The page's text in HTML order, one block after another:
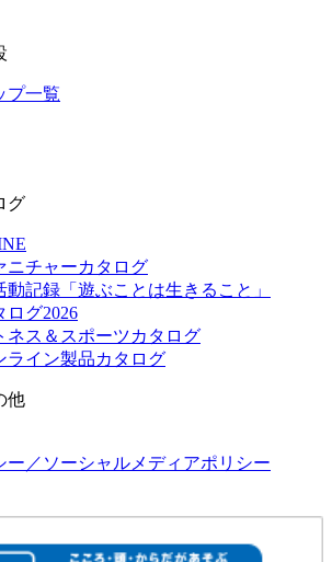
プ一覧
グ
ニチャーカタログ
記録「遊ぶことは生きること」
ログ2026
ネス＆スポーツカタログ
ライン製品カタログ
他
ー／ソーシャルメディアポリシー